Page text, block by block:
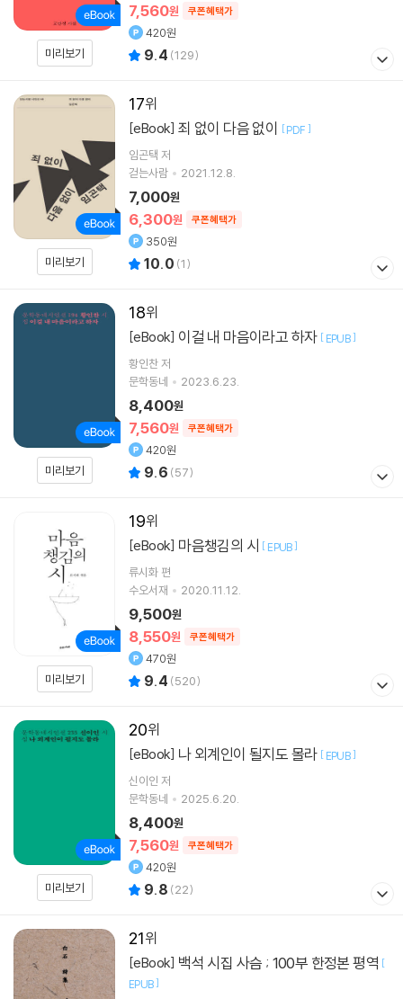
미리보기
7,560원 쿠폰혜택가
420원
9.4 (129)
17
미리보기
[eBook] 죄 없이 다음 없이 [PDF ]
임곤택 저
걷는사람
2021.12.8.
6,300원 쿠폰혜택가
7,000원
350원
10.0 (1)
18
미리보기
[eBook] 이걸 내 마음이라고 하자 [ EPUB]
황인찬저
문학동네
2023.6.23.
7,560원 쿠폰혜택가
8,400원
420원
9.6 (57)
19
미리보기
[eBook] 마음챙김의 시 [ EPUB]
류시화 편
수오서재
2020.11.12.
8,550원 쿠폰혜택가
9,500원
470원
9.4 (520)
20
미리보기
[eBook] 나 외계인이 될지도 몰라 [ EPUB]
신이인 저
문학동네
2025.6.20.
7,560원 쿠폰혜택가
8,400원
420원
9.8 (22)
21
[eBook] 백석 시집 사슴 ; 100부 한정본 평역 [
EPUB]